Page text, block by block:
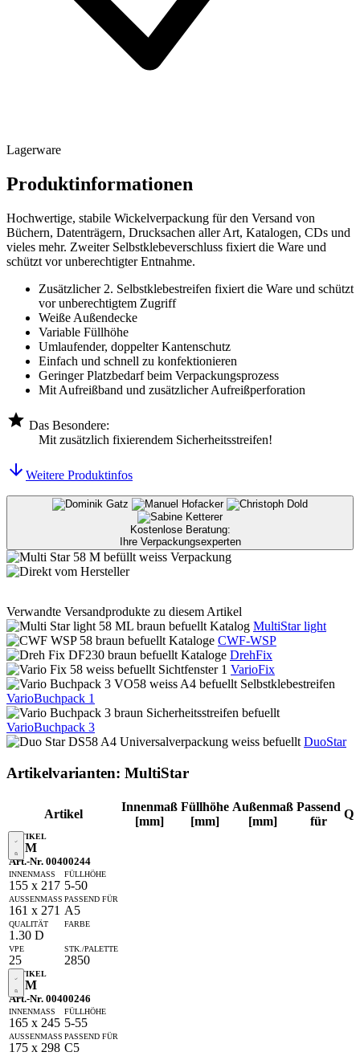
Lagerware
Produktinformationen
Hochwertige, stabile Wickelverpackung für den Versand von
Büchern, Datenträgern, Drucksachen aller Art, Katalogen, CDs und
vieles mehr. Zweiter Selbstklebeverschluss fixiert die Ware und
schützt vor unberechtigter Entnahme.
Zusätzlicher 2. Selbstklebestreifen fixiert die Ware und schützt
vor unberechtigtem Zugriff
Weiße Außendecke
Variable Füllhöhe
Umlaufender, doppelter Kantenschutz
Einfach und schnell zu konfektionieren
Geringer Platzbedarf beim Verpackungsprozess
Mit Aufreißband und zusätzlicher Aufreißperforation
Das Besondere:
Mit zusätzlich fixierendem Sicherheitsstreifen!
Weitere Produktinfos
Kostenlose Beratung:
Ihre Verpackungsexperten
Verwandte Versandprodukte zu diesem Artikel
MultiStar light
CWF-WSP
DrehFix
VarioFix
VarioBuchpack 1
VarioBuchpack 3
DuoStar
Artikelvarianten: MultiStar
Artikel
Innenmaß
[mm]
Füllhöhe
[mm]
Außenmaß
[mm]
Passend
für
52 M
Art.-Nr. 00400244
155 x 217 5-50
161 x 271 A5
1.30 D
25
2850
54 M
Art.-Nr. 00400246
165 x 245 5-55
175 x 298 C5